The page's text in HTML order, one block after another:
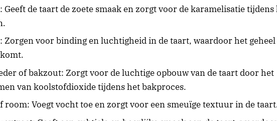
Geeft de taart de zoete smaak en zorgt voor de karamelisatie tijdens
Zorgen voor binding en luchtigheid in de taart, waardoor het geheel
of bakzout: Zorgt voor de luchtige opbouw van de taart door het
van koolstofdioxide tijdens het bakproces.
room: Voegt vocht toe en zorgt voor een smeuïge textuur in de